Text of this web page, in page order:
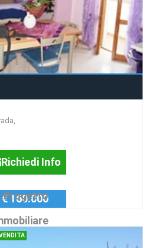
Richiedi Info
€ 160.000